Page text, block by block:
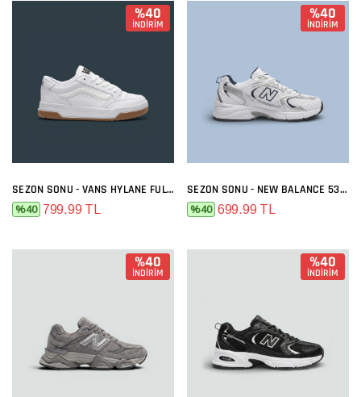
%40
İNDİRİM
SEZON SONU - VANS HYLANE FULL BEYAZ
%40 799.99 TL
%40
İNDİRİM
SEZON SONU - NEW BALANCE 530 BEYAZ LACI
%40 699.99 TL
%40
İNDİRİM
%40
İNDİRİM